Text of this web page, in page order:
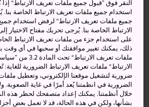
الكلمات المفتاحية الخريطة
أزهار وردية في متنزه
النهر
النقر فوق ”قبول جميع ملفات تعريف الارتباط“
استخدام جميع ملفات تعريف الارتباط الخاصة
جميع ملفات تعريف الارتباط“ لرفض استخدام
الارتباط الخاصة بنا. يُرجى تحريك مفتاح
على استخدام جزء من ملفات تعريف الارتباط
ذلك، يمكنك تغيير موافقتك أو سحبها في أي وقت
ملفات تعريف
الارتباط“ ملفات تعريف الارتباط الضرورية
ضرورية لتشغيل موقعنا الإلكتروني، وتعطيل
الضرورية في انظمتنا يُعد أمرًا في غاية الصعوبة.
خلال أنظمتنا. يمكنك إعداد متصفحك لحظر هذه
بشأنها، ولكن في هذه الحالة، قد لا تعمل بعض